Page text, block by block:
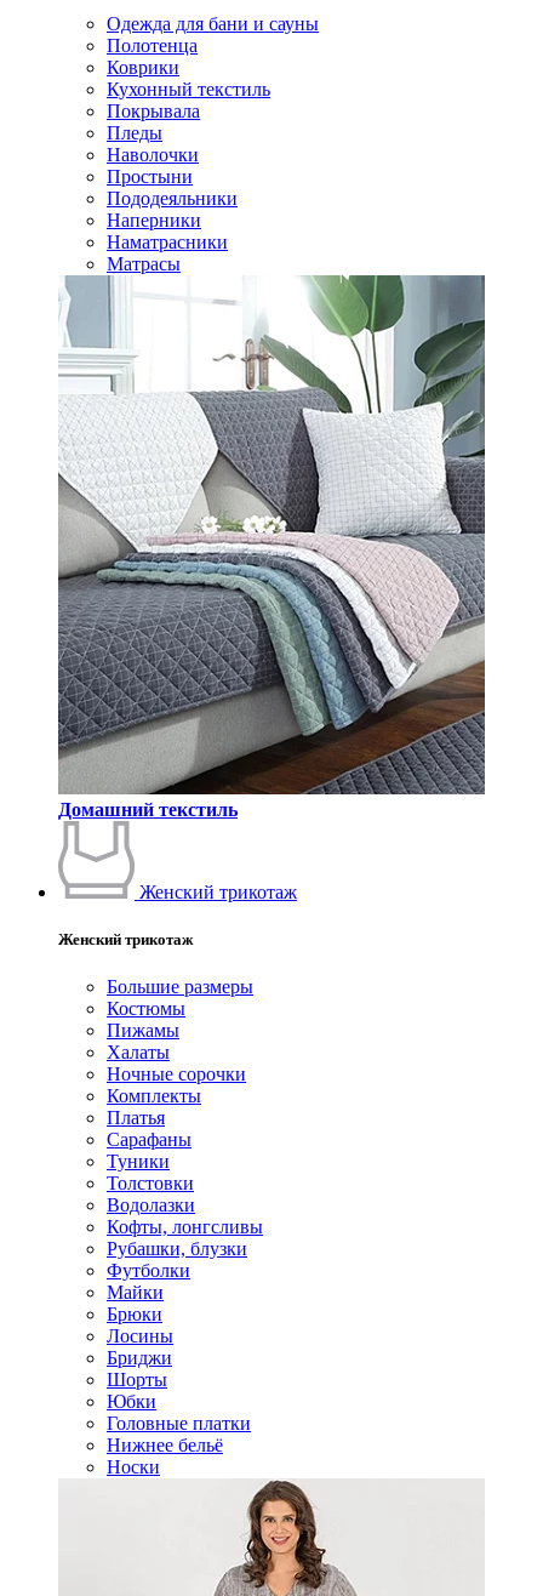
Одежда для бани и сауны
Полотенца
Коврики
Кухонный текстиль
Покрывала
Пледы
Наволочки
Простыни
Пододеяльники
Наперники
Наматрасники
Матрасы
Домашний текстиль
Женский трикотаж
Женский трикотаж
Большие размеры
Костюмы
Пижамы
Халаты
Ночные сорочки
Комплекты
Платья
Сарафаны
Туники
Толстовки
Водолазки
Кофты, лонгсливы
Рубашки, блузки
Футболки
Майки
Брюки
Лосины
Бриджи
Шорты
Юбки
Головные платки
Нижнее бельё
Носки